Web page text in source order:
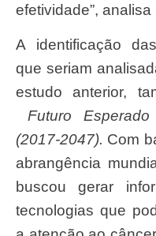
efetividade”, analisa
A identificação das tecnologias emergentes
que seriam
estudo anterior,
Futuro
(2017-2047). Com
abrangência
buscou gerar
tecnologias que